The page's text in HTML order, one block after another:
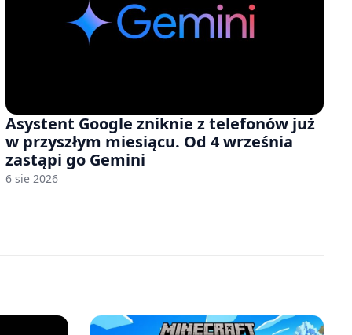
Asystent Google zniknie z telefonów już
w przyszłym miesiącu. Od 4 września
zastąpi go Gemini
6 sie 2026